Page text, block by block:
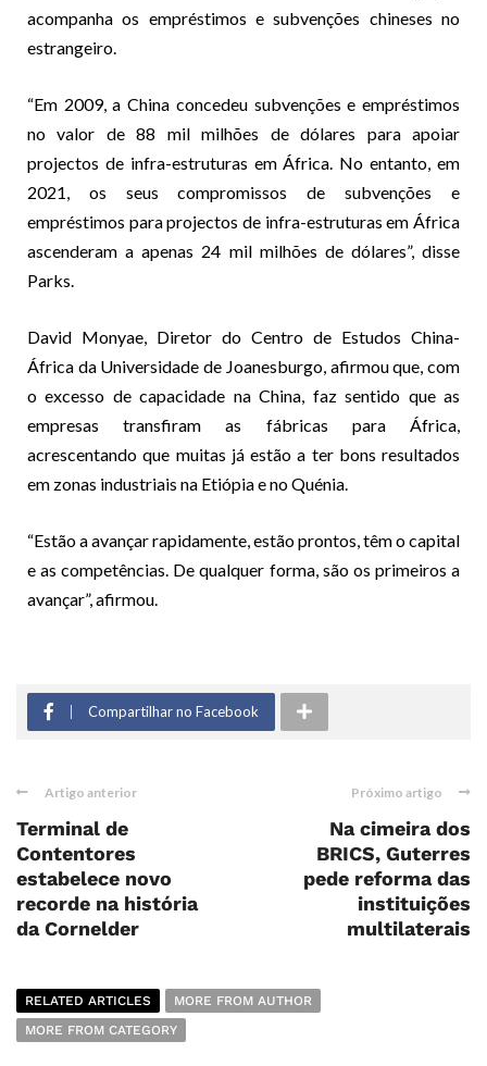
acompanha os empréstimos e subvenções chineses no
estrangeiro.
“Em 2009, a China concedeu subvenções e empréstimos
no valor de 88 mil milhões de dólares para apoiar
projectos de infra-estruturas em África. No entanto, em
2021, os seus compromissos de subvenções e
empréstimos para projectos de infra-estruturas em África
ascenderam a apenas 24 mil milhões de dólares”, disse
Parks.
David Monyae, Diretor do Centro de Estudos China-
África da Universidade de Joanesburgo, afirmou que, com
o excesso de capacidade na China, faz sentido que as
empresas transfiram as fábricas para África,
acrescentando que muitas já estão a ter bons resultados
em zonas industriais na Etiópia e no Quénia.
“Estão a avançar rapidamente, estão prontos, têm o capital
e as competências. De qualquer forma, são os primeiros a
avançar”, afirmou.
Compartilhar no Facebook
Artigo anterior
Terminal de
Contentores
estabelece novo
recorde na história
da Cornelder
Próximo artigo
Na cimeira dos
BRICS, Guterres
pede reforma das
instituições
multilaterais
RELATED ARTICLES
MORE FROM AUTHOR
MORE FROM CATEGORY